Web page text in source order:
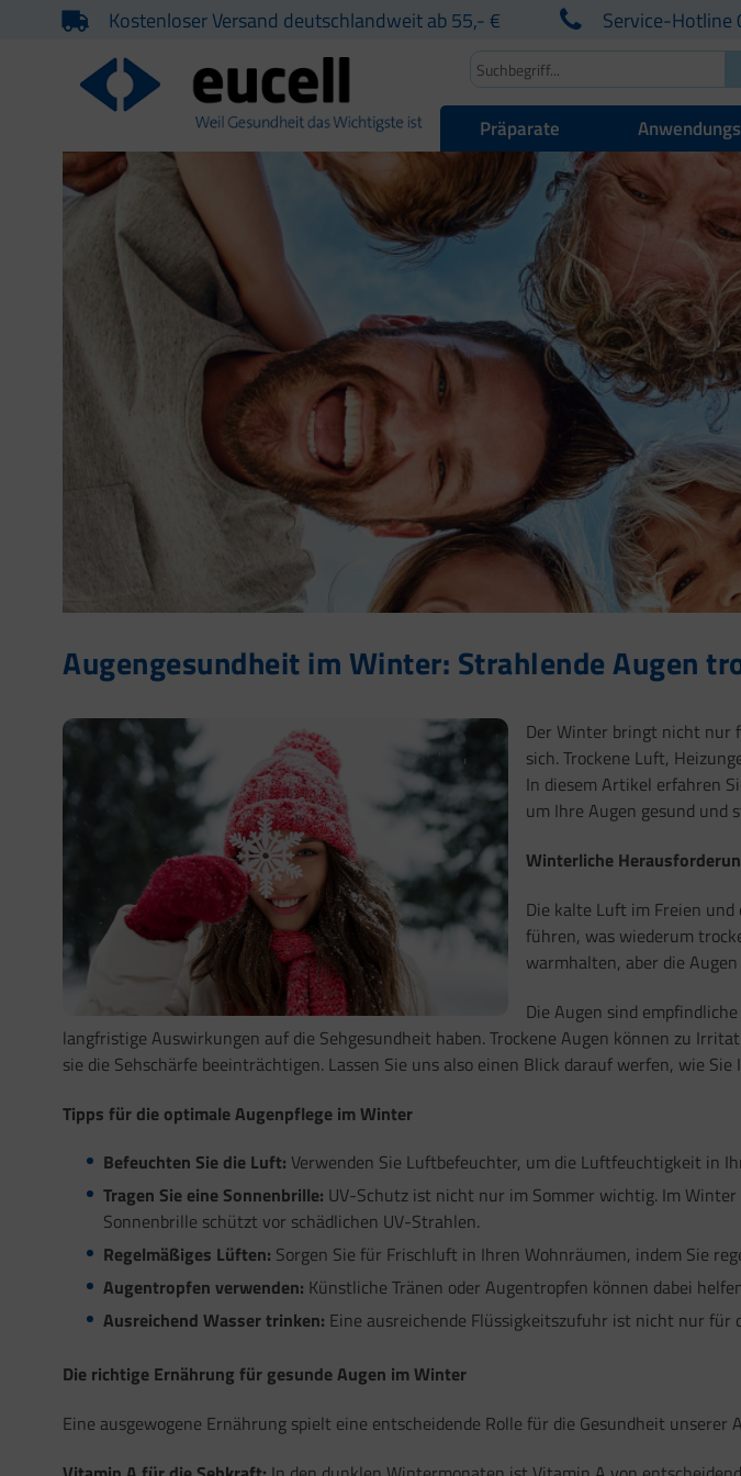
Kostenloser Versand deutschlandweit ab 55,- € Service-Hotline
Präparate
Augengesundheit im Winter: Strahlende Augen
Der Winter bringt nicht nur
sich. Trockene Luft,
In diesem Artikel erfahren
um Ihre Augen gesund und
Winterliche
Die kalte Luft im Freien
führen, was wiederum
warmhalten, aber die
Die Augen sind
langfristige Auswirkungen auf die Sehgesundheit haben. Trockene Augen können zu
sie die Sehschärfe beeinträchtigen. Lassen Sie uns also einen Blick darauf werfen, wie
Tipps für die optimale Augenpflege im Winter
Befeuchten Sie die Luft: Verwenden Sie Luftbefeuchter, um die Luftfeuchtigkeit in
Tragen Sie eine Sonnenbrille: UV-Schutz ist nicht nur im Sommer wichtig. Im
Sonnenbrille schützt vor schädlichen UV-Strahlen.
Regelmäßiges Lüften: Sorgen Sie für Frischluft in Ihren Wohnräumen, indem Sie
Augentropfen verwenden: Künstliche Tränen oder Augentropfen können dabei
Ausreichend Wasser trinken: Eine ausreichende Flüssigkeitszufuhr ist nicht nur für
Die richtige Ernährung für gesunde Augen im Winter
Eine ausgewogene Ernährung spielt eine entscheidende Rolle für die Gesundheit